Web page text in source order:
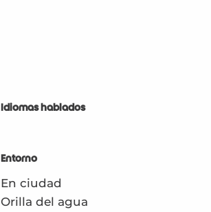
Idiomas hablados
Idiomas hablados
Entorno
Entorno
En ciudad
Orilla del agua